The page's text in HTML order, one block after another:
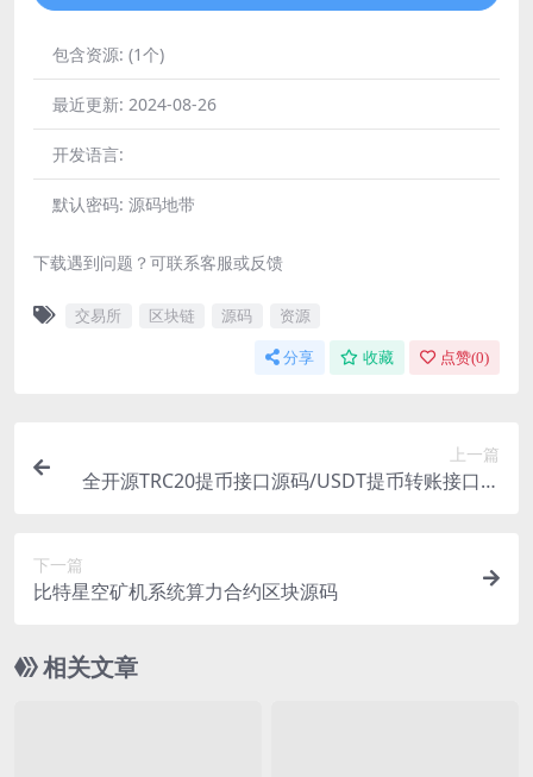
包含资源: (1个)
最近更新: 2024-08-26
开发语言:
默认密码: 源码地带
下载遇到问题？可联系客服或反馈
交易所 区块链 源码 资源
分享 收藏 点赞(0)
上一篇
全开源TRC20提币接口源码/USDT提币转账接口源
下一篇
比特星空矿机系统算力合约区块源码
相关文章